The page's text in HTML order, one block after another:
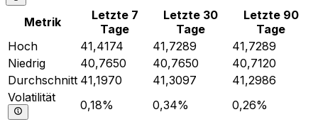
Metrik
Letzte 7
Tage
Letzte 30
Tage
Letzte 90
Tage
Hoch
41,4174 41,7289
41,7289
Niedrig
40,7650 40,7650
40,7120
Durchschnitt 41,1970 41,3097
41,2986
Volatilität
0,18% 0,34% 0,26%